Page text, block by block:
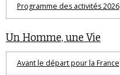
Programme des activités 2026
Un Homme, une Vie
Avant le départ pour la France